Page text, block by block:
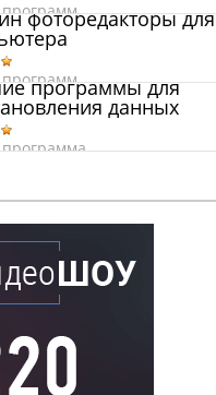
фоторедакторы для
программы для
данных